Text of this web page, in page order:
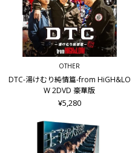
OTHER
DTC-湯けむり純情篇-from HiGH&LO
W 2DVD 豪華版
¥5,280